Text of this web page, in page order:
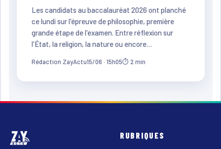
Les candidats au baccalauréat 2026 ont planché
ce lundi sur l'épreuve de philosophie, première
grande étape de l'examen. Entre réflexion sur
l'État, la religion, la nature ou encore…
Rédaction ZayActu15/06 · 15h05⏱ 2 min
RUBRIQUES